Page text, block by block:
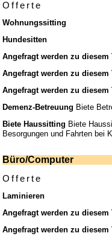
Offerte
Wohnungssitting
Hundesitten
Angefragt werden zu diesem
Angefragt werden zu diesem
Angefragt werden zu diesem
Demenz-Betreuung Biete
Biete Haussitting Biete
Besorgungen und Fahrten bei
Büro/Computer
Offerte
Laminieren
Angefragt werden zu diesem
Angefragt werden zu diesem